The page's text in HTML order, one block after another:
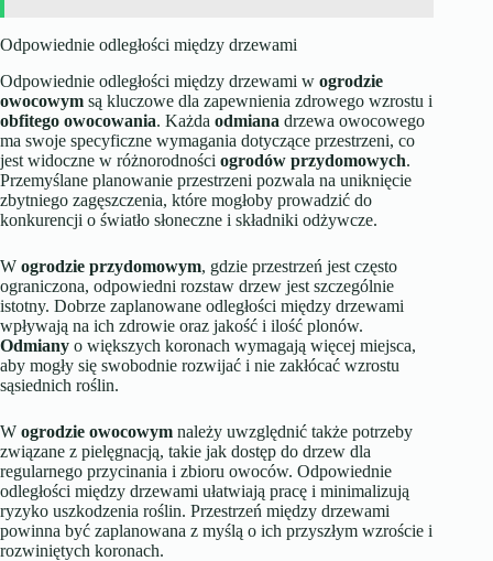
Odpowiednie odległości między drzewami
Odpowiednie odległości między drzewami w ogrodzie
owocowym są kluczowe dla zapewnienia zdrowego wzrostu i
obfitego owocowania. Każda odmiana drzewa owocowego
ma swoje specyficzne wymagania dotyczące przestrzeni, co
jest widoczne w różnorodności ogrodów przydomowych.
Przemyślane planowanie przestrzeni pozwala na uniknięcie
zbytniego zagęszczenia, które mogłoby prowadzić do
konkurencji o światło słoneczne i składniki odżywcze.
W ogrodzie przydomowym, gdzie przestrzeń jest często
ograniczona, odpowiedni rozstaw drzew jest szczególnie
istotny. Dobrze zaplanowane odległości między drzewami
wpływają na ich zdrowie oraz jakość i ilość plonów.
Odmiany o większych koronach wymagają więcej miejsca,
aby mogły się swobodnie rozwijać i nie zakłócać wzrostu
sąsiednich roślin.
W ogrodzie owocowym należy uwzględnić także potrzeby
związane z pielęgnacją, takie jak dostęp do drzew dla
regularnego przycinania i zbioru owoców. Odpowiednie
odległości między drzewami ułatwiają pracę i minimalizują
ryzyko uszkodzenia roślin. Przestrzeń między drzewami
powinna być zaplanowana z myślą o ich przyszłym wzroście i
rozwiniętych koronach.